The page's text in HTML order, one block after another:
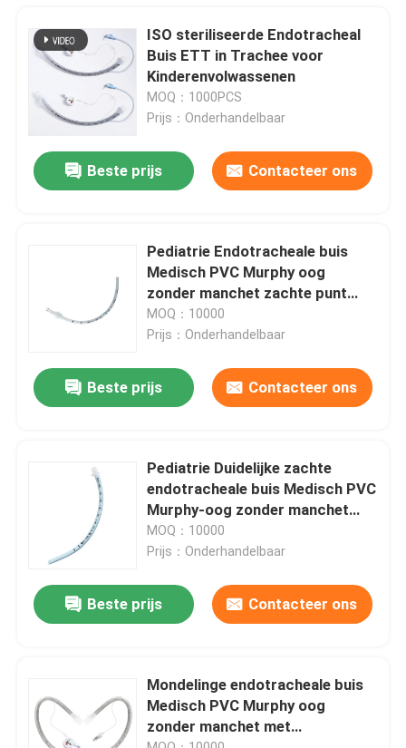
Over ons
Kwaliteitscontrole
Contacteer ons
Vraag een offerte aan
ET Buisluchtroute
Laryngeal Maskerluchtroute
ISO steriliseerde Endotracheal
Buis ETT in Trachee voor
Kinderenvolwassenen
MOQ：1000PCS
Prijs：Onderhandelbaar
Beste prijs Contacteer ons
Pediatrie Endotracheale buis
Medisch PVC Murphy oog
zonder manchet zachte punt
rand CE ISO toestaan OEM ODM
MOQ：10000
Prijs：Onderhandelbaar
Beste prijs Contacteer ons
Pediatrie Duidelijke zachte
endotracheale buis Medisch PVC
Murphy-oog zonder manchet
zachte puntrand CE ISO
toestaan OEM ODM
MOQ：10000
Prijs：Onderhandelbaar
Beste prijs Contacteer ons
Mondelinge endotracheale buis
Medisch PVC Murphy oog
zonder manchet met